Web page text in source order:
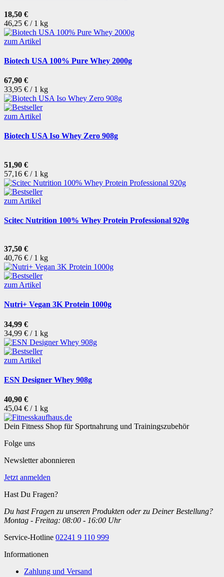
18,50 €
46,25 € / 1 kg
zum Artikel
Biotech USA 100% Pure Whey 2000g
67,90 €
33,95 € / 1 kg
zum Artikel
Biotech USA Iso Whey Zero 908g
51,90 €
57,16 € / 1 kg
zum Artikel
Scitec Nutrition 100% Whey Protein Professional 920g
37,50 €
40,76 € / 1 kg
zum Artikel
Nutri+ Vegan 3K Protein 1000g
34,99 €
34,99 € / 1 kg
zum Artikel
ESN Designer Whey 908g
40,90 €
45,04 € / 1 kg
Dein Fitness Shop für Sportnahrung und Trainingszubehör
Folge uns
Newsletter abonnieren
Jetzt anmelden
Hast Du Fragen?
Du hast Fragen zu unseren Produkten oder zu Deiner Bestellung?
Montag - Freitag: 08:00 - 16:00 Uhr
Service-Hotline 02241 9 110 999
Informationen
Zahlung und Versand